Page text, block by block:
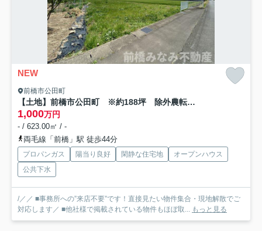
NEW
前橋市公田町
【土地】前橋市公田町 ※約188坪 除外農転開発要
1,000万円
- / 623.00㎡ / -
両毛線「前橋」駅 徒歩44分
プロパンガス 陽当り良好 閑静な住宅地
オープンハウス
公共下水
/／／ ■事務所への”来店不要”です！直接見たい物件集合・現地解散でご
対応します／ ■他社様で掲載されている物件もほぼ取... もっと見る